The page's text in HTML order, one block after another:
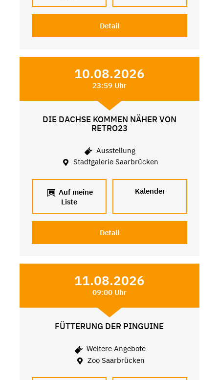
Detail
10.08.2026
23:59 Uhr
DIE DACHSE KOMMEN NÄHER VON
RETRO23
Ausstellung
Stadtgalerie Saarbrücken
Auf meine
Liste
Kalender
Detail
11.08.2026
09:00 Uhr
FÜTTERUNG DER PINGUINE
Weitere Angebote
Zoo Saarbrücken